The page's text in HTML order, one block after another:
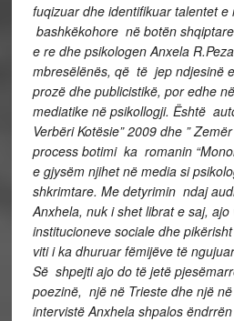
fuqizuar dhe identifikuar talentet
bashkëkohore në botën
e re dhe psikologen Anxela
mbresëlënës, që të jep ndjesinë
prozë dhe publicistikë, por edhe
mediatike në psikollogji. Është
Verbëri Kotësie” 2009 dhe ”
process botimi ka romanin
e gjysëm njihet në media si
shkrimtare. Me detyrimin ndaj
Anxhela, nuk i shet librat e saj,
institucioneve sociale dhe
viti i ka dhuruar fëmijëve të
Së shpejti ajo do të jetë
poezinë, një në Trieste dhe një
intervistë Anxhela shpalos